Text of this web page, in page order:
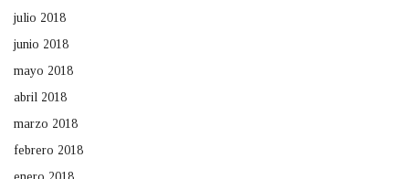
julio 2018
junio 2018
mayo 2018
abril 2018
marzo 2018
febrero 2018